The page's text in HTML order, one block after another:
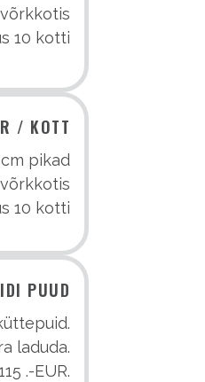
10 kotti
/ KOTT
pikad
10 kotti
PUUD
laduda.
.-EUR.